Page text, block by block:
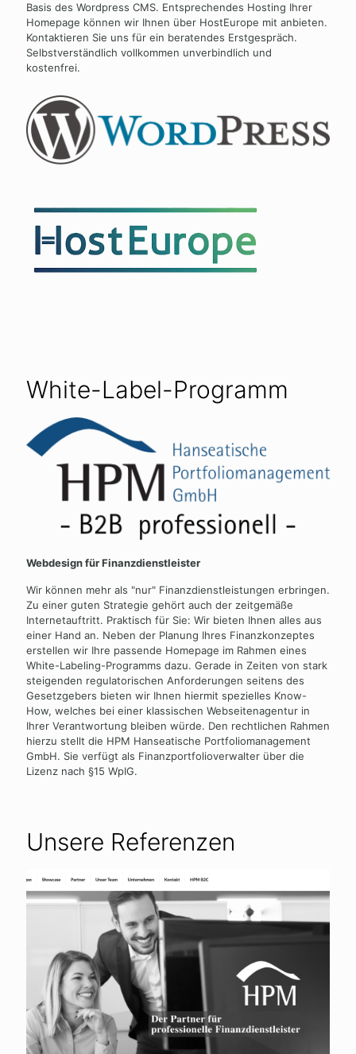
Basis des Wordpress CMS. Entsprechendes Hosting Ihrer
Homepage können wir Ihnen über HostEurope mit anbieten.
Kontaktieren Sie uns für ein beratendes Erstgespräch.
Selbstverständlich vollkommen unverbindlich und
kostenfrei.
White-Label-Programm
Webdesign für Finanzdienstleister
Wir können mehr als "nur" Finanzdienstleistungen erbringen.
Zu einer guten Strategie gehört auch der zeitgemäße
Internetauftritt. Praktisch für Sie: Wir bieten Ihnen alles aus
einer Hand an. Neben der Planung Ihres Finanzkonzeptes
erstellen wir Ihre passende Homepage im Rahmen eines
White-Labeling-Programms dazu. Gerade in Zeiten von stark
steigenden regulatorischen Anforderungen seitens des
Gesetzgebers bieten wir Ihnen hiermit spezielles Know-
How, welches bei einer klassischen Webseitenagentur in
Ihrer Verantwortung bleiben würde. Den rechtlichen Rahmen
hierzu stellt die HPM Hanseatische Portfoliomanagement
GmbH. Sie verfügt als Finanzportfolioverwalter über die
Lizenz nach §15 WpIG.
Unsere Referenzen